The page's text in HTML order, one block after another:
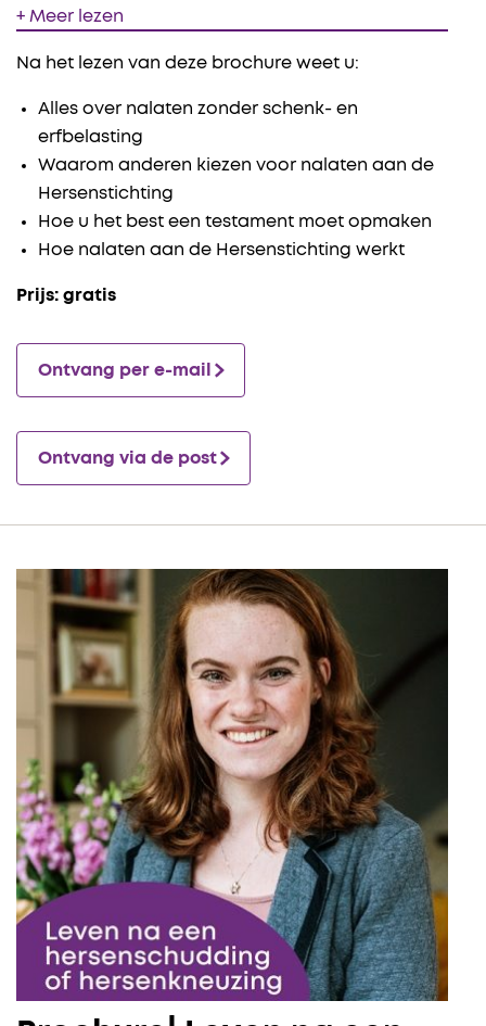
+ Meer lezen
Na het lezen van deze brochure weet u:
Alles over nalaten zonder schenk- en
erfbelasting
Waarom anderen kiezen voor nalaten aan de
Hersenstichting
Hoe u het best een testament moet opmaken
Hoe nalaten aan de Hersenstichting werkt
Prijs: gratis
Ontvang per e-mail
Ontvang via de post